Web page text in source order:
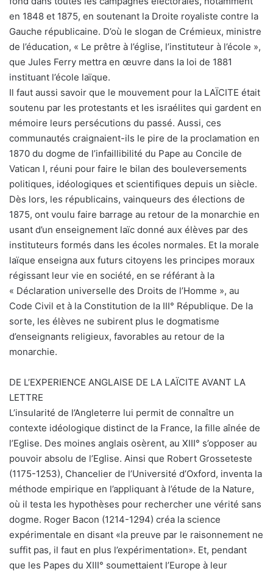
en 1848 et 1875, en soutenant la Droite royaliste contre la
Gauche républicaine. D’où le slogan de Crémieux, ministre
de l’éducation, « Le prêtre à l’église, l’instituteur à l’école »,
que Jules Ferry mettra en œuvre dans la loi de 1881
instituant l’école laïque.
Il faut aussi savoir que le mouvement pour la LAÏCITE était
soutenu par les protestants et les israélites qui gardent en
mémoire leurs persécutions du passé. Aussi, ces
communautés craignaient-ils le pire de la proclamation en
1870 du dogme de l’infaillibilité du Pape au Concile de
Vatican I, réuni pour faire le bilan des bouleversements
politiques, idéologiques et scientifiques depuis un siècle.
Dès lors, les républicains, vainqueurs des élections de
1875, ont voulu faire barrage au retour de la monarchie en
usant d’un enseignement laïc donné aux élèves par des
instituteurs formés dans les écoles normales. Et la morale
laïque enseigna aux futurs citoyens les principes moraux
régissant leur vie en société, en se référant à la
« Déclaration universelle des Droits de l’Homme », au
Code Civil et à la Constitution de la III° République. De la
sorte, les élèves ne subirent plus le dogmatisme
d’enseignants religieux, favorables au retour de la
monarchie.
DE L’EXPERIENCE ANGLAISE DE LA LAÏCITE AVANT LA
LETTRE
L’insularité de l’Angleterre lui permit de connaître un
contexte idéologique distinct de la France, la fille aînée de
l’Eglise. Des moines anglais osèrent, au XIII° s’opposer au
pouvoir absolu de l’Eglise. Ainsi que Robert Grosseteste
(1175-1253), Chancelier de l’Université d’Oxford, inventa la
méthode empirique en l’appliquant à l’étude de la Nature,
où il testa les hypothèses pour rechercher une vérité sans
dogme. Roger Bacon (1214-1294) créa la science
expérimentale en disant «la preuve par le raisonnement ne
suffit pas, il faut en plus l’expérimentation». Et, pendant
que les Papes du XIII° soumettaient l’Europe à leur